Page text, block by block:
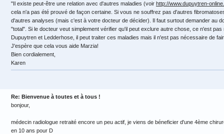
"Il existe peut-être une relation avec d'autres maladies (voir http://www.dupuytren-
cela n'a pas été prouvé de façon certaine. Si vous ne souffrez pas d'autres
d'autres analyses (mais c'est à votre docteur de décider). Il faut surtout demander au
"total". Si le docteur veut simplement vérifier qu'il peut exclure autre chose, ce n'est
Dupuytren et Ledderhose, il peut traiter ces maladies mais il n'est pas nécessaire de
J'espère que cela vous aide Marzia!
Bien cordialement,
Karen
Re: Bienvenue à toutes et à tous !
bonjour,
médecin radiologue retraité encore un peu actif, je viens de béneficier d'une 4ème
en 10 ans pour D